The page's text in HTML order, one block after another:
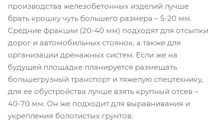
производства железобетонных изделий лучше
брать крошку чуть большего размера – 5-20 мм.
Средние фракции (20-40 мм) подходят для отсыпки
дорог и автомобильных стоянок, а также для
организации дренажных систем. Если же на
будущей площадке планируется размещать
большегрузный транспорт и тяжелую спецтехнику,
для ее обустройства лучше взять крупный отсев –
40-70 мм. Он же подходит для выравнивания и
укрепления болотистых грунтов.